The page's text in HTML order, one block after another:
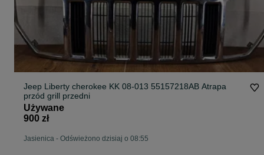
Jeep Liberty cherokee KK 08-013 55157218AB Atrapa
przód grill przedni
Używane
900 zł
Jasienica - Odświeżono dzisiaj o 08:55